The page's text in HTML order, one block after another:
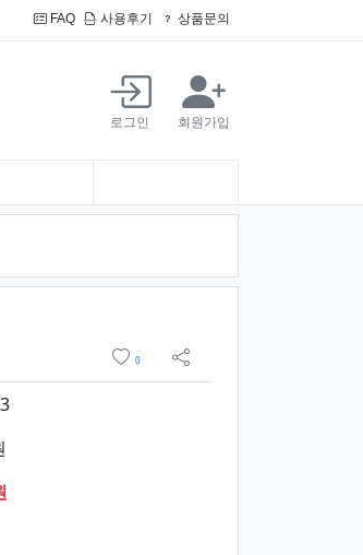
FAQ 사용후기 상품문의
로그인 회원가입
0
sns 공유